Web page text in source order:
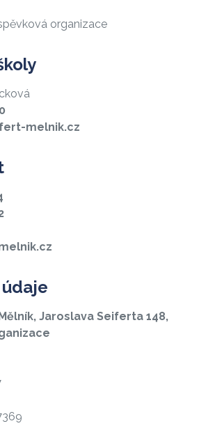
organizace
melnik.cz
Jaroslava Seiferta 148,